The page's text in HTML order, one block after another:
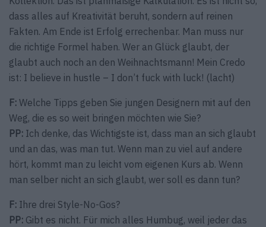
dass alles auf Kreativität beruht, sondern auf reinen
Fakten. Am Ende ist Erfolg errechenbar. Man muss nur
die richtige Formel haben. Wer an Glück glaubt, der
glaubt auch noch an den Weihnachtsmann! Mein Credo
ist: I believe in hustle – I don’t fuck with luck! (lacht)
F: Welche Tipps geben Sie jungen Designern mit auf den
Weg, die es so weit bringen möchten wie Sie?
PP: Ich denke, das Wichtigste ist, dass man an sich glaubt
und an das, was man tut. Wenn man zu viel auf andere
hört, kommt man zu leicht vom eigenen Kurs ab. Wenn
man selber nicht an sich glaubt, wer soll es dann tun?
F: Ihre drei Style-No-Gos?
PP: Gibt es nicht. Für mich alles Humbug, weil jeder das